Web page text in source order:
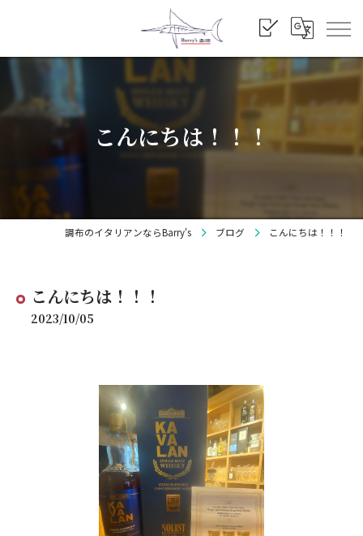
こんにちは！！！
調布のイタリアンならBarry's ブログ こんにちは！！！
こんにちは！！！
2023/10/05